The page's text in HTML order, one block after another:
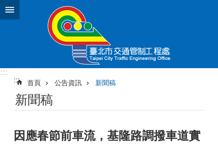
跳到主要內容區塊
:::
:::
首頁 公告資訊 新聞稿
新聞稿
因應春節前車流，基隆路調撥車道實